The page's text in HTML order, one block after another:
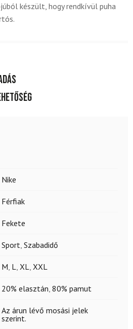
készült, hogy rendkívül puha
Nike
Férfiak
Fekete
Sport Szabadidő
M L XL XXL
20% elasztán 80% pamut
Az árun lévő mosási jelek
szerint.